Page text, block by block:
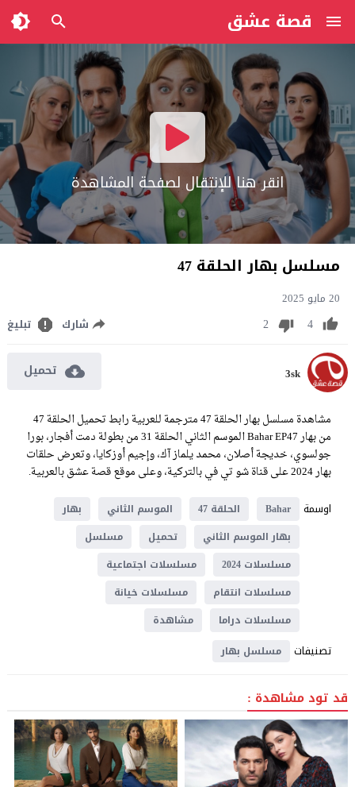
قصة عشق
انقر هنا للإنتقال لصفحة المشاهدة
مسلسل بهار الحلقة 47
20 مايو 2025
4
2 شارك تبليغ
3sk تحميل
مشاهدة مسلسل بهار الحلقة 47 مترجمة للعربية رابط تحميل الحلقة 47
من بهار Bahar EP47 الموسم الثاني الحلقة 31 من بطولة دمت أفجار، بورا
جولسوي، خديجة أصلان، محمد يلماز آك، وإجيم أوزكايا، وتعرض حلقات
بهار 2024 على قناة شو تي في بالتركية، وعلى موقع قصة عشق بالعربية.
اوسمة
Bahar الحلقة 47 الموسم الثاني
بهار
بهار الموسم الثاني
تحميل
مسلسل
مسلسلات 2024
مسلسلات اجتماعية
مسلسلات انتقام
مسلسلات خيانة
مسلسلات دراما
مشاهدة
تصنيفات مسلسل بهار
قد تود مشاهدة :